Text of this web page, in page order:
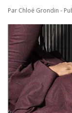
Par Chloé Grondin -